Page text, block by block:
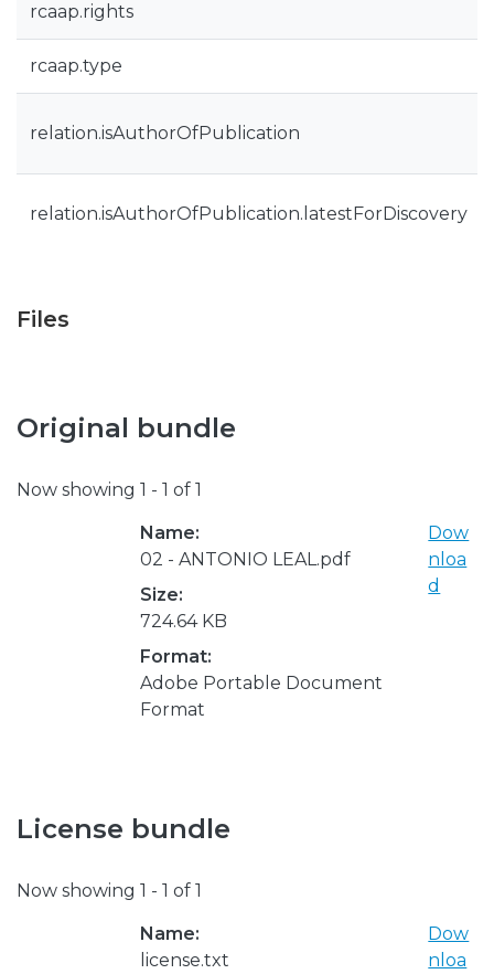
rcaap.rights
rcaap.type
relation.isAuthorOfPublication
relation.isAuthorOfPublication.latestForDiscovery
Files
Original bundle
Now showing 1 - 1 of 1
Name:
02 - ANTONIO LEAL.pdf
Size:
724.64 KB
Format:
Adobe Portable Document
Format
Dow
nloa
d
License bundle
Now showing 1 - 1 of 1
Name:
license.txt
Dow
nloa